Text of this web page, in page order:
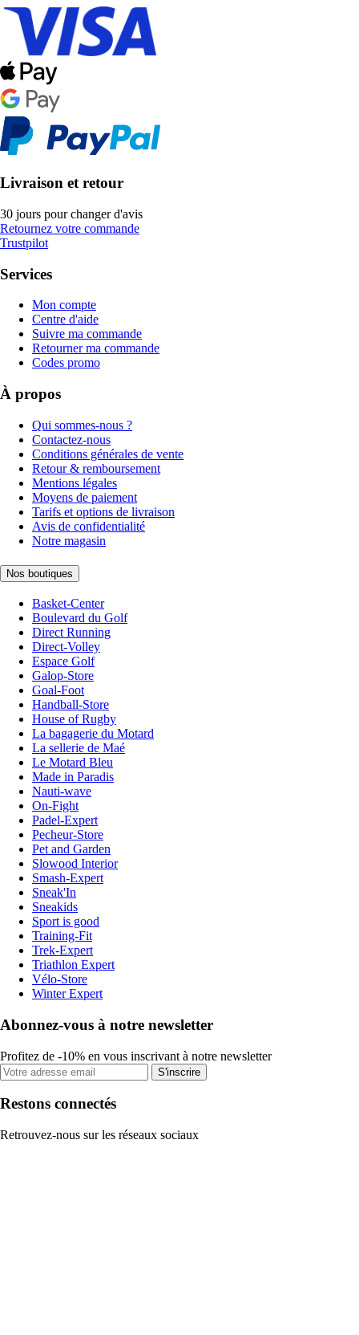
Livraison et retour
30 jours pour changer d'avis
Retournez votre commande
Trustpilot
Services
Mon compte
Centre d'aide
Suivre ma commande
Retourner ma commande
Codes promo
À propos
Qui sommes-nous ?
Contactez-nous
Conditions générales de vente
Retour & remboursement
Mentions légales
Moyens de paiement
Tarifs et options de livraison
Avis de confidentialité
Notre magasin
Nos boutiques
Basket-Center
Boulevard du Golf
Direct Running
Direct-Volley
Espace Golf
Galop-Store
Goal-Foot
Handball-Store
House of Rugby
La bagagerie du Motard
La sellerie de Maé
Le Motard Bleu
Made in Paradis
Nauti-wave
On-Fight
Padel-Expert
Pecheur-Store
Pet and Garden
Slowood Interior
Smash-Expert
Sneak'In
Sneakids
Sport is good
Training-Fit
Trek-Expert
Triathlon Expert
Vélo-Store
Winter Expert
Abonnez-vous à notre newsletter
Profitez de -10% en vous inscrivant à notre newsletter
S'inscrire
Restons connectés
Retrouvez-nous sur les réseaux sociaux